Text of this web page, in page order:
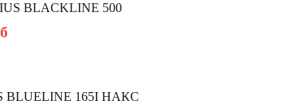
BLACKLINE 500
165I НАКС